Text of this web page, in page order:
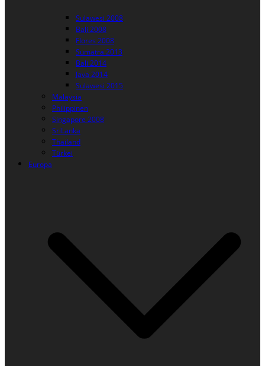
Sulawesi 2008
Bali 2008
Flores 2008
Sumatra 2013
Bali 2014
Java 2014
Sulawesi 2015
Malaysia
Philippinen
Singapore 2008
SriLanka
Thailand
Türkei
Europa